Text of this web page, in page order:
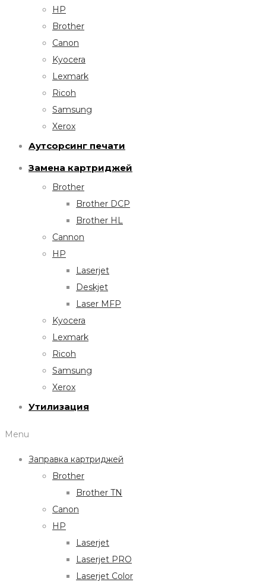
HP
Brother
Canon
Kyocera
Lexmark
Ricoh
Samsung
Xerox
Аутсорсинг печати
Замена картриджей
Brother
Brother DCP
Brother HL
Cannon
HP
Laserjet
Deskjet
Laser MFP
Kyocera
Lexmark
Ricoh
Samsung
Xerox
Утилизация
Menu
Заправка картриджей
Brother
Brother TN
Canon
HP
Laserjet
Laserjet PRO
Laserjet Color